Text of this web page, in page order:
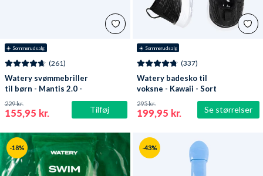
☀️ Sommerudsalg
Tilføj
(261)
Watery svømmebriller
til børn - Mantis 2.0 -
Atlantic Pink/klar
155,95 kr.
229 kr.
☀️ Sommerudsalg
Se størrelser
(337)
Watery badesko til
voksne - Kawaii - Sort
199,95 kr.
295 kr.
-18% -43%